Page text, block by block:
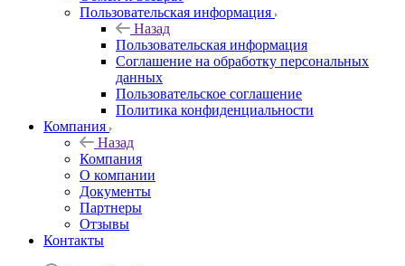
Пользовательская информация
Назад
Пользовательская информация
Соглашение на обработку персональных
данных
Пользовательское соглашение
Политика конфиденциальности
Компания
Назад
Компания
О компании
Документы
Партнеры
Отзывы
Контакты